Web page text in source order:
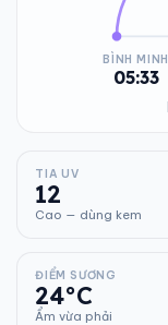
BÌNH MINH
05:33
TIA UV
12
Cao — dùng kem
ĐIỂM SƯƠNG
24°C
Ẩm vừa phải